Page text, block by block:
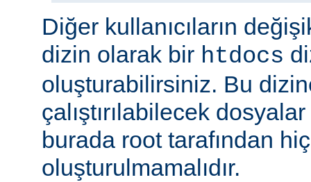
Diğer kullanıcıların
dizin olarak bir htdocs
oluşturabilirsiniz. Bu
çalıştırılabilecek
burada root tarafından
oluşturulmamalıdır.